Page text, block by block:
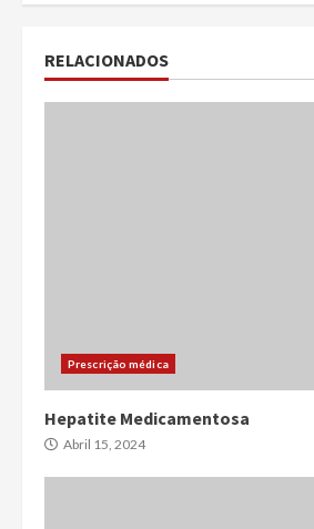
RELACIONADOS
Prescrição médica
Hepatite Medicamentosa
Abril 15, 2024